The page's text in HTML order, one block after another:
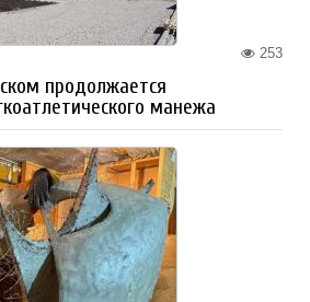
253
продолжается
манежа